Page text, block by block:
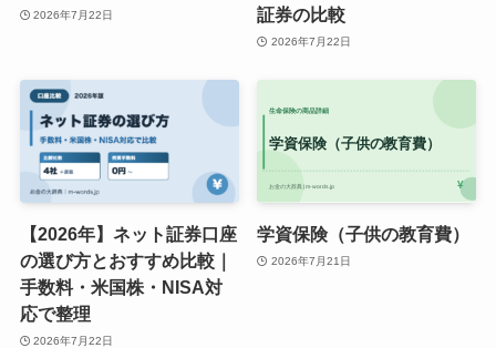
2026年7月22日
証券の比較
2026年7月22日
【2026年】ネット証券口座
の選び方とおすすめ比較｜
手数料・米国株・NISA対
応で整理
2026年7月22日
学資保険（子供の教育費）
2026年7月21日